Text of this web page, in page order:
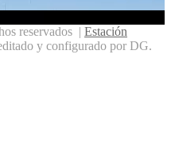
reservados | Estación
y configurado por DG.